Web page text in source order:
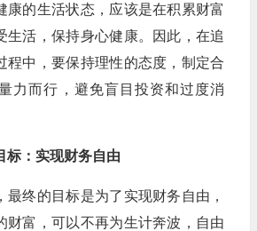
康的生活状态，应该是在积累财富
生活，保持身心健康。因此，在追
程中，要保持理性的态度，制定合
力而行，避免盲目投资和过度消
标：实现财务自由
最终的目标是为了实现财务自由，
财富，可以不再为生计奔波，自由